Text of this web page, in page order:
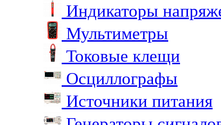
Индикаторы
Мультиметры
Токовые клещи
Осциллографы
Источники питания